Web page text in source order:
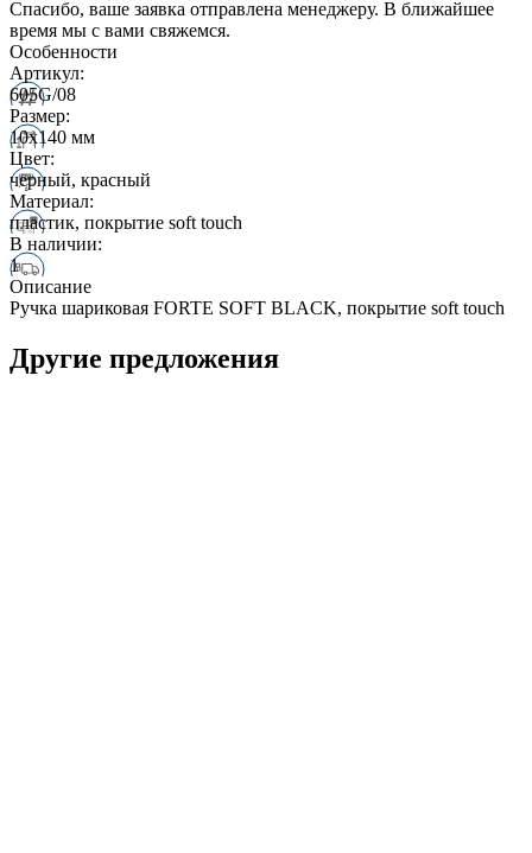
Спасибо, ваше заявка отправлена менеджеру. В ближайшее
время мы с вами свяжемся.
Особенности
Артикул:
605G/08
Размер:
10х140 мм
Цвет:
черный, красный
Материал:
пластик, покрытие soft touch
В наличии:
1
Описание
Ручка шариковая FORTE SOFT BLACK, покрытие soft touch
Другие предложения